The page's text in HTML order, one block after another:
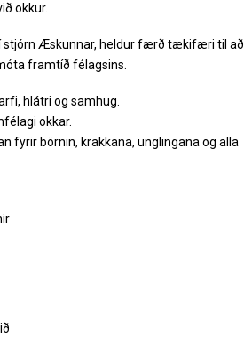
okkur.
í stjórn Æskunnar, heldur færð tækifæri til að
framtíð félagsins.
hlátri og samhug.
okkar.
fyrir börnin, krakkana, unglingana og alla